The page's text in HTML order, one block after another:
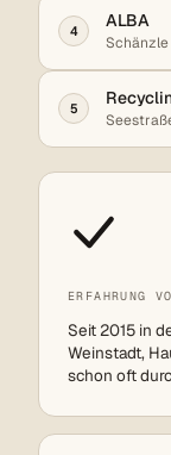
4
ALBA
Schänzle
5
ERFAHRUNG
Seit 2015 in
Weinstadt,
schon oft